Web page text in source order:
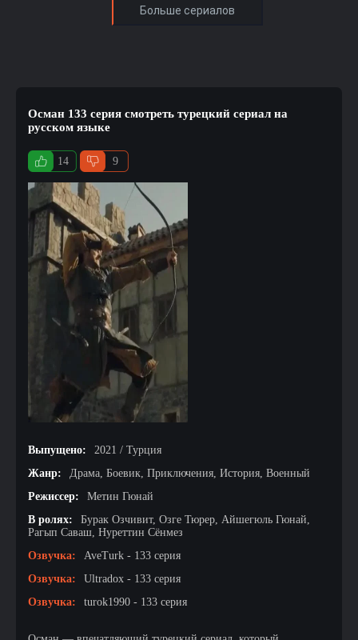
Осман 133 серия смотреть турецкий сериал на
русском языке
14 9
Выпущено:
2021 / Турция
Жанр:
Драма, Боевик, Приключения, История, Военный
Режиссер:
Метин Гюнай
В ролях:
Бурак Озчивит, Озге Тюрер, Айшегюль Гюнай,
Рагып Саваш, Нуреттин Сёнмез
Озвучка:
AveTurk - 133 серия
Озвучка:
Ultradox - 133 серия
Озвучка:
turok1990 - 133 серия